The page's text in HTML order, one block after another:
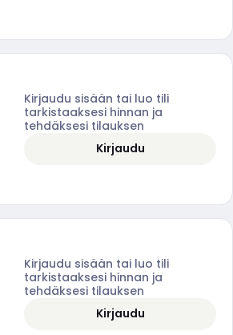
Kirjaudu sisään tai luo tili
tarkistaaksesi hinnan ja
tehdäksesi tilauksen
Kirjaudu
Kirjaudu sisään tai luo tili
tarkistaaksesi hinnan ja
tehdäksesi tilauksen
Kirjaudu